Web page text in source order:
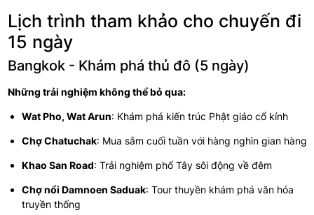
Lịch trình tham khảo cho chuyến đi
15 ngày
Bangkok - Khám phá thủ đô (5 ngày)
Những trải nghiệm không thể bỏ qua:
Wat Pho, Wat Arun: Khám phá kiến trúc Phật giáo cổ kính
Chợ Chatuchak: Mua sắm cuối tuần với hàng nghìn gian hàng
Khao San Road: Trải nghiệm phố Tây sôi động về đêm
Chợ nổi Damnoen Saduak: Tour thuyền khám phá văn hóa
truyền thống